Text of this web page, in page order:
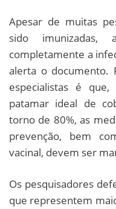
Apesar de muitas
sido imunizadas,
completamente a
alerta o documento.
especialistas é
patamar ideal de
torno de 80%, as
prevenção, bem
vacinal, devem ser
Os pesquisadores
que representem